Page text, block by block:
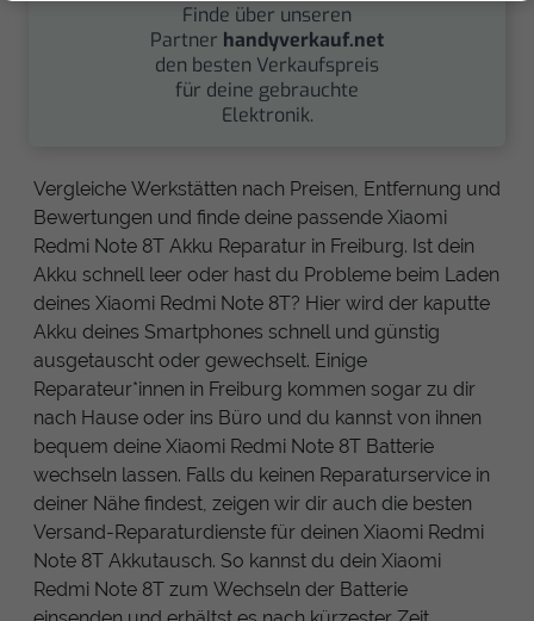
Finde über unseren
Partner handyverkauf.net
den besten Verkaufspreis
für deine gebrauchte
Elektronik.
Vergleiche Werkstätten nach Preisen, Entfernung und
Bewertungen und finde deine passende Xiaomi
Redmi Note 8T Akku Reparatur in Freiburg. Ist dein
Akku schnell leer oder hast du Probleme beim Laden
deines Xiaomi Redmi Note 8T? Hier wird der kaputte
Akku deines Smartphones schnell und günstig
ausgetauscht oder gewechselt. Einige
Reparateur*innen in Freiburg kommen sogar zu dir
nach Hause oder ins Büro und du kannst von ihnen
bequem deine Xiaomi Redmi Note 8T Batterie
wechseln lassen. Falls du keinen Reparaturservice in
deiner Nähe findest, zeigen wir dir auch die besten
Versand-Reparaturdienste für deinen Xiaomi Redmi
Note 8T Akkutausch. So kannst du dein Xiaomi
Redmi Note 8T zum Wechseln der Batterie